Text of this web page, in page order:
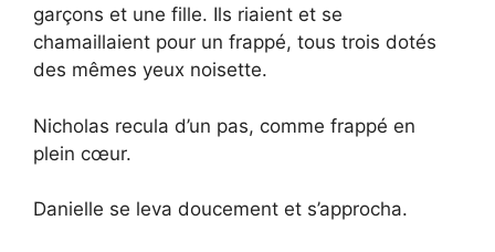
garçons et une fille. Ils riaient et se
chamaillaient pour un frappé, tous trois dotés
des mêmes yeux noisette.
Nicholas recula d’un pas, comme frappé en
plein cœur.
Danielle se leva doucement et s’approcha.